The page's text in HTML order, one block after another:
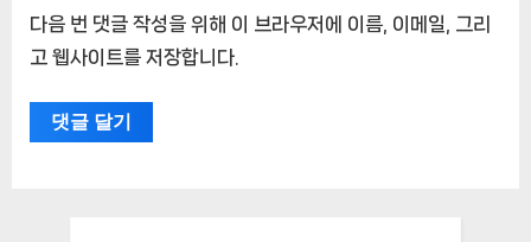
다음 번 댓글 작성을 위해 이 브라우저에 이름, 이메일, 그리
고 웹사이트를 저장합니다.